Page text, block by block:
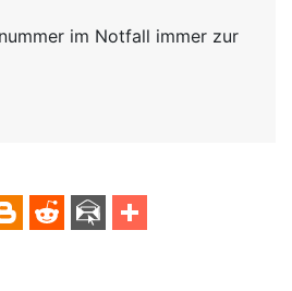
im Notfall immer zur